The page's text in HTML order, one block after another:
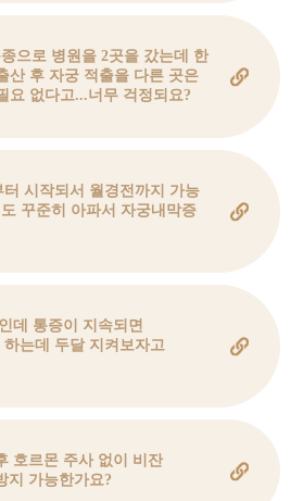
으로 병원을 2곳을 갔는데 한
산 후 자궁 적출을 다른 곳은
요 없다고...너무 걱정되요?
시작되서 월경전까지 가능
꾸준히 아파서 자궁내막증
데 통증이 지속되면
는데 두달 지켜보자고
호르몬 주사 없이 비잔
지 가능한가요?